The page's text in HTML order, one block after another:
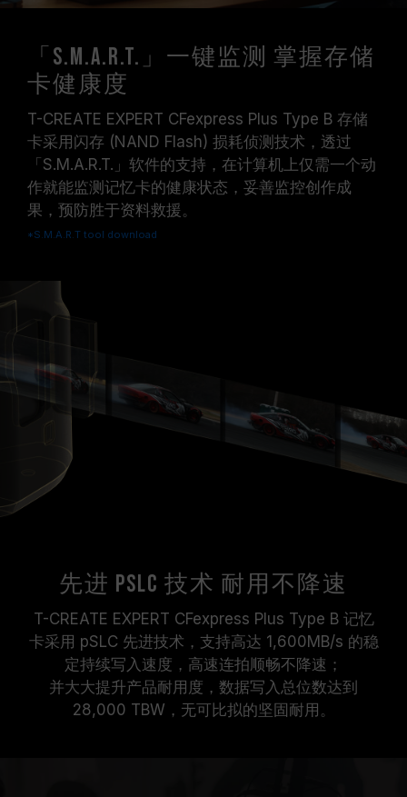
「S.M.A.R.T.」一键监测 掌握存储
卡健康度
T-CREATE EXPERT CFexpress Plus Type B 存储
卡采用闪存 (NAND Flash) 损耗侦测技术，透过
「S.M.A.R.T.」软件的支持，在计算机上仅需一个动
作就能监测记忆卡的健康状态，妥善监控创作成
果，预防胜于资料救援。
*S.M.A.R.T tool download
先进 pSLC 技术 耐用不降速
T-CREATE EXPERT CFexpress Plus Type B 记忆
卡采用 pSLC 先进技术，支持高达 1,600MB/s 的稳
定持续写入速度，高速连拍顺畅不降速；
并大大提升产品耐用度，数据写入总位数达到
28,000 TBW，无可比拟的坚固耐用。